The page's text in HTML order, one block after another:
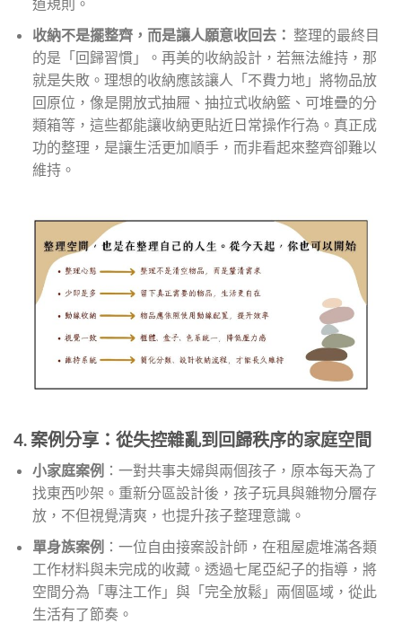
道規則。
收納不是擺整齊，而是讓人願意收回去： 整理的最終目
的是「回歸習慣」。再美的收納設計，若無法維持，那
就是失敗。理想的收納應該讓人「不費力地」將物品放
回原位，像是開放式抽屜、抽拉式收納籃、可堆疊的分
類箱等，這些都能讓收納更貼近日常操作行為。真正成
功的整理，是讓生活更加順手，而非看起來整齊卻難以
維持。
4. 案例分享：從失控雜亂到回歸秩序的家庭空間
小家庭案例 ：一對共事夫婦與兩個孩子，原本每天為了
找東西吵架。重新分區設計後，孩子玩具與雜物分層存
放，不但視覺清爽，也提升孩子整理意識。
單身族案例 ：一位自由接案設計師，在租屋處堆滿各類
工作材料與未完成的收藏。透過七尾亞紀子的指導，將
空間分為「專注工作」與「完全放鬆」兩個區域，從此
生活有了節奏。